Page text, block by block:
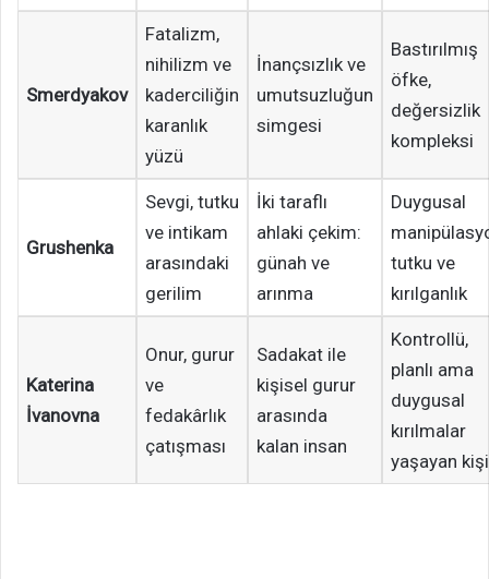
Smerdyakov
Fatalizm,
nihilizm ve
kaderciliğin
karanlık
yüzü
İnançsızlık ve
umutsuzluğun
simgesi
Bastırılmış
öfke,
değersizlik
kompleksi
Grushenka
Sevgi, tutku
ve intikam
arasındaki
gerilim
İki taraflı
ahlaki çekim:
günah ve
arınma
Duygusal
tutku ve
kırılganlık
Katerina
İvanovna
Onur, gurur
ve
fedakârlık
çatışması
Sadakat ile
kişisel gurur
arasında
kalan insan
Kontrollü,
planlı ama
duygusal
kırılmalar
yaşayan